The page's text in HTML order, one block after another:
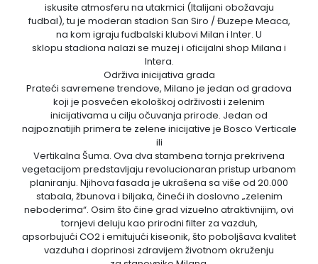
iskusite atmosferu na utakmici (Italijani obožavaju
fudbal), tu je moderan stadion San Siro / Đuzepe Meaca,
na kom igraju fudbalski klubovi Milan i Inter. U
sklopu stadiona nalazi se muzej i oficijalni shop Milana i
Intera.
Održiva inicijativa grada
Prateći savremene trendove, Milano je jedan od gradova
koji je posvećen ekološkoj održivosti i zelenim
inicijativama u cilju očuvanja prirode. Jedan od
najpoznatijih primera te zelene inicijative je Bosco Verticale
ili
Vertikalna Šuma. Ova dva stambena tornja prekrivena
vegetacijom predstavljaju revolucionaran pristup urbanom
planiranju. Njihova fasada je ukrašena sa više od 20.000
stabala, žbunova i biljaka, čineći ih doslovno „zelenim
neboderima“. Osim što čine grad vizuelno atraktivnijim, ovi
tornjevi deluju kao prirodni filter za vazduh,
apsorbujući CO2 i emitujući kiseonik, što poboljšava kvalitet
vazduha i doprinosi zdravijem životnom okruženju